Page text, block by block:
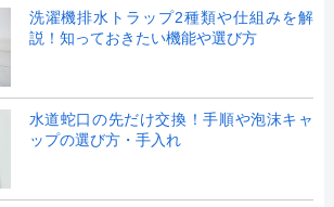
洗濯機排水トラップ2種類や仕組みを解
説！知っておきたい機能や選び方
水道蛇口の先だけ交換！手順や泡沫キャ
ップの選び方・手入れ